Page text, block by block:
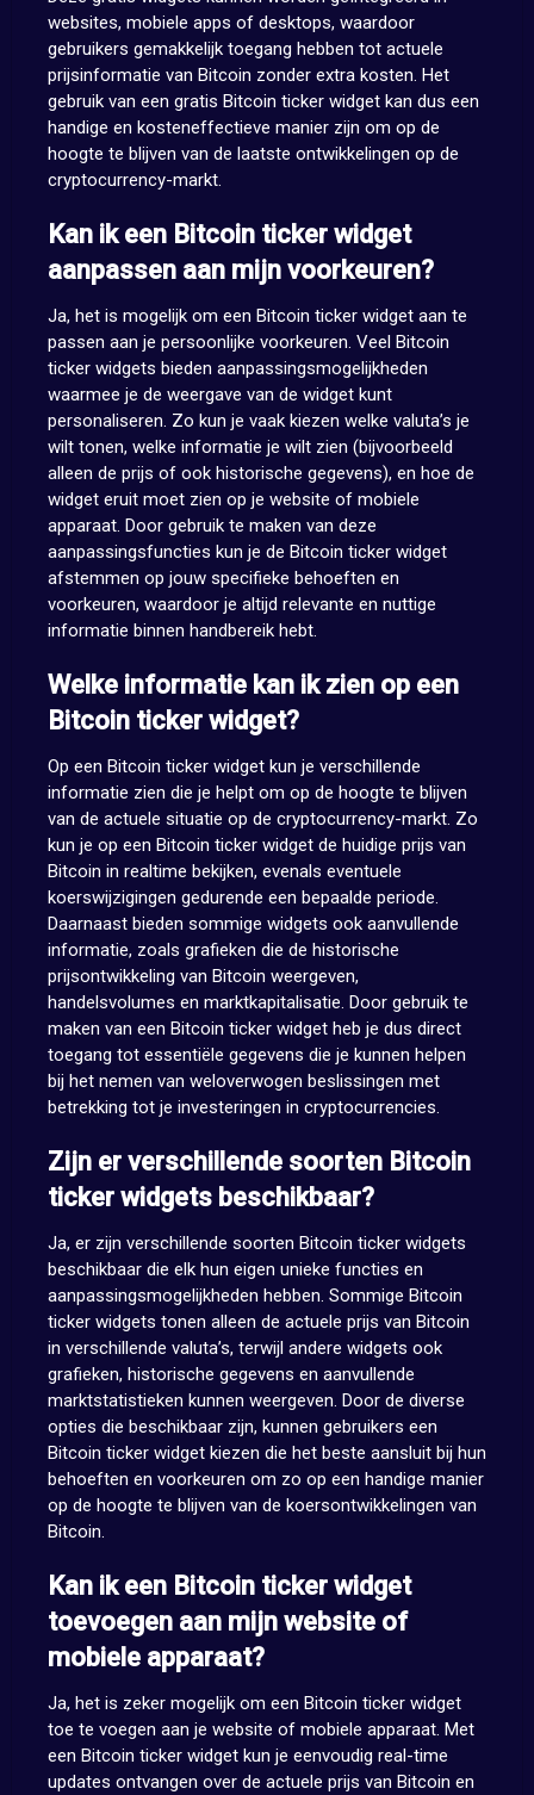
websites, mobiele apps of desktops, waardoor
gebruikers gemakkelijk toegang hebben tot actuele
prijsinformatie van Bitcoin zonder extra kosten. Het
gebruik van een gratis Bitcoin ticker widget kan dus een
handige en kosteneffectieve manier zijn om op de
hoogte te blijven van de laatste ontwikkelingen op de
cryptocurrency-markt.
Kan ik een Bitcoin ticker widget
aanpassen aan mijn voorkeuren?
Ja, het is mogelijk om een Bitcoin ticker widget aan te
passen aan je persoonlijke voorkeuren. Veel Bitcoin
ticker widgets bieden aanpassingsmogelijkheden
waarmee je de weergave van de widget kunt
personaliseren. Zo kun je vaak kiezen welke valuta’s je
wilt tonen, welke informatie je wilt zien (bijvoorbeeld
alleen de prijs of ook historische gegevens), en hoe de
widget eruit moet zien op je website of mobiele
apparaat. Door gebruik te maken van deze
aanpassingsfuncties kun je de Bitcoin ticker widget
afstemmen op jouw specifieke behoeften en
voorkeuren, waardoor je altijd relevante en nuttige
informatie binnen handbereik hebt.
Welke informatie kan ik zien op een
Bitcoin ticker widget?
Op een Bitcoin ticker widget kun je verschillende
informatie zien die je helpt om op de hoogte te blijven
van de actuele situatie op de cryptocurrency-markt. Zo
kun je op een Bitcoin ticker widget de huidige prijs van
Bitcoin in realtime bekijken, evenals eventuele
koerswijzigingen gedurende een bepaalde periode.
Daarnaast bieden sommige widgets ook aanvullende
informatie, zoals grafieken die de historische
prijsontwikkeling van Bitcoin weergeven,
handelsvolumes en marktkapitalisatie. Door gebruik te
maken van een Bitcoin ticker widget heb je dus direct
toegang tot essentiële gegevens die je kunnen helpen
bij het nemen van weloverwogen beslissingen met
betrekking tot je investeringen in cryptocurrencies.
Zijn er verschillende soorten Bitcoin
ticker widgets beschikbaar?
Ja, er zijn verschillende soorten Bitcoin ticker widgets
beschikbaar die elk hun eigen unieke functies en
aanpassingsmogelijkheden hebben. Sommige Bitcoin
ticker widgets tonen alleen de actuele prijs van Bitcoin
in verschillende valuta’s, terwijl andere widgets ook
grafieken, historische gegevens en aanvullende
marktstatistieken kunnen weergeven. Door de diverse
opties die beschikbaar zijn, kunnen gebruikers een
Bitcoin ticker widget kiezen die het beste aansluit bij hun
behoeften en voorkeuren om zo op een handige manier
op de hoogte te blijven van de koersontwikkelingen van
Bitcoin.
Kan ik een Bitcoin ticker widget
toevoegen aan mijn website of
mobiele apparaat?
Ja, het is zeker mogelijk om een Bitcoin ticker widget
toe te voegen aan je website of mobiele apparaat. Met
een Bitcoin ticker widget kun je eenvoudig real-time
updates ontvangen over de actuele prijs van Bitcoin en